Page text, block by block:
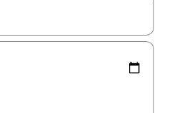
zijn, maak je een keuze